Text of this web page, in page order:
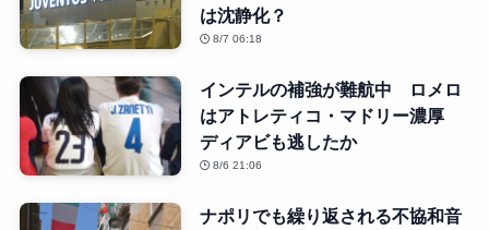
は沈静化？
8/7 06:18
インテルの補強が難航中 ロメロ
はアトレティコ・マドリー濃厚
ディアビも逃したか
8/6 21:06
ナポリでも繰り返される不協和音